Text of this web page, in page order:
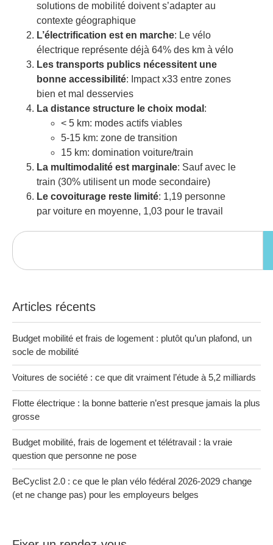
solutions de mobilité doivent s’adapter au
contexte géographique
L’électrification est en marche: Le vélo
électrique représente déjà 64% des km à vélo
Les transports publics nécessitent une
bonne accessibilité: Impact x33 entre zones
bien et mal desservies
La distance structure le choix modal :
< 5 km: modes actifs viables
5-15 km: zone de transition
15 km: domination voiture/train
La multimodalité est marginale: Sauf avec le
train (30% utilisent un mode secondaire)
Le covoiturage reste limité: 1,19 personne
par voiture en moyenne, 1,03 pour le travail
Articles récents
Budget mobilité et frais de logement : plutôt qu’un plafond, un
socle de mobilité
Voitures de société : ce que dit vraiment l’étude à 5,2 milliards
Flotte électrique : la bonne batterie n’est presque jamais la plus
grosse
Budget mobilité, frais de logement et télétravail : la vraie
question que personne ne pose
BeCyclist 2.0 : ce que le plan vélo fédéral 2026-2029 change
(et ne change pas) pour les employeurs belges